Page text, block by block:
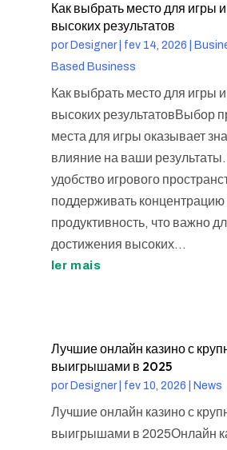
Как выбрать место для игры
высоких результатов
por Designer| fev 14, 2026
Based Business
Как выбрать место для игры
высоких результатовВыбор
места для игры оказывает
влияние на ваши
удобство игрового
поддерживать концентрацию
продуктивность, что важно
достижения высоких...
ler mais
Лучшие онлайн казино с
выигрышами в 2025
por Designer| fev 10, 2026 News
Лучшие онлайн казино с
выигрышами в 2025Онлайн